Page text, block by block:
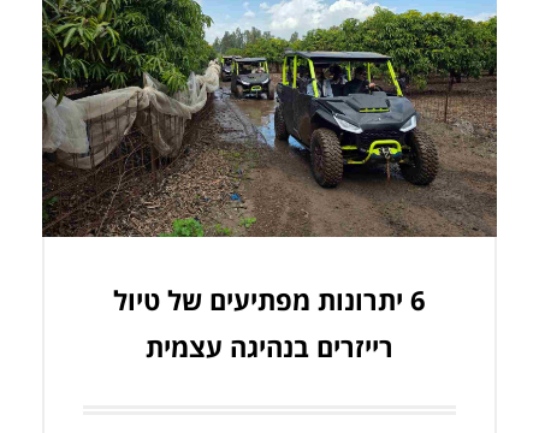
6 יתרונות מפתיעים של טיול
רייזרים בנהיגה עצמית